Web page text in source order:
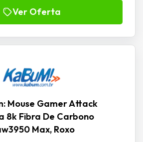
Ver Oferta
Mouse Gamer Attack
8k Fibra De Carbono
Max, Roxo